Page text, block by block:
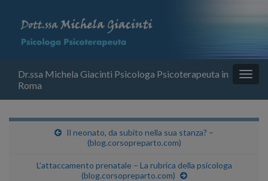
Dr.ssa Michela Giacinti Psicologa Psicoterapeuta in
Roma
Il neonato, da subito nella sua stanza? –
(blog.corsopreparto.com)
L’attaccamento prenatale – La rubrica della psicologa
(blog.corsopreparto.com)